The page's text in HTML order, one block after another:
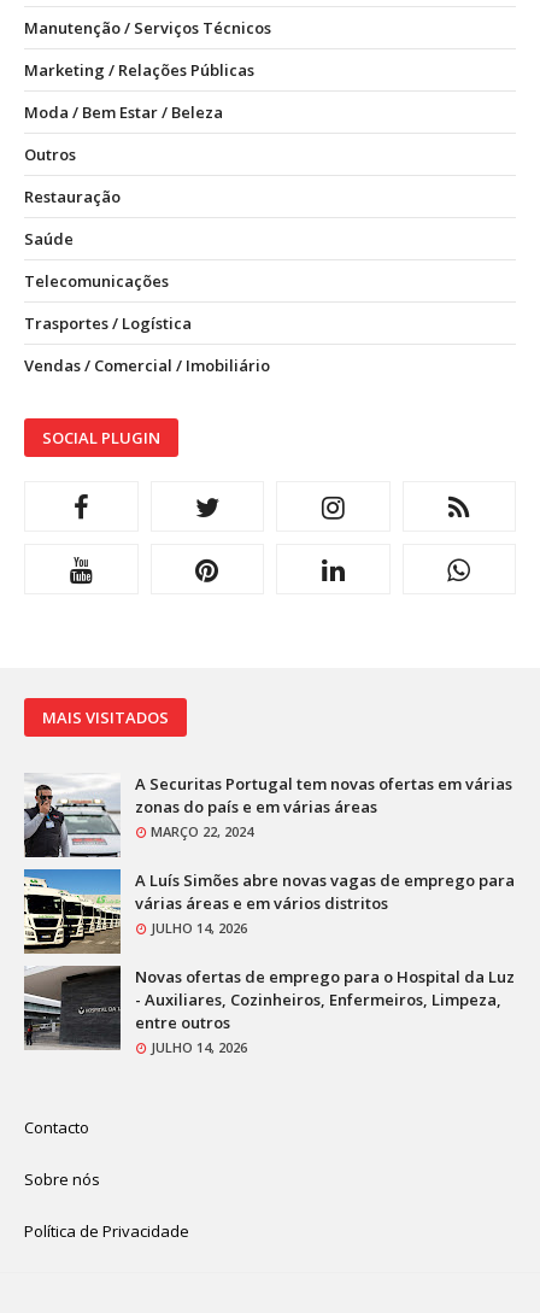
Manutenção / Serviços Técnicos
Marketing / Relações Públicas
Moda / Bem Estar / Beleza
Outros
Restauração
Saúde
Telecomunicações
Trasportes / Logística
Vendas / Comercial / Imobiliário
SOCIAL PLUGIN
MAIS VISITADOS
A Securitas Portugal tem novas ofertas em várias
zonas do país e em várias áreas
MARÇO 22, 2024
A Luís Simões abre novas vagas de emprego para
várias áreas e em vários distritos
JULHO 14, 2026
Novas ofertas de emprego para o Hospital da Luz
- Auxiliares, Cozinheiros, Enfermeiros, Limpeza,
entre outros
JULHO 14, 2026
Contacto
Sobre nós
Política de Privacidade